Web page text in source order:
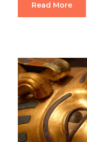
Read More